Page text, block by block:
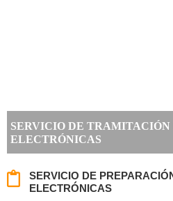
SERVICIO DE
ELECTRÓNICAS
SERVICIO DE
ELECTRÓNICAS